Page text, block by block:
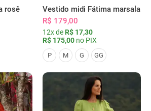
rosê
Vestido midi Fátima marsala
R$ 179,00
12x de R$ 17,30
R$ 175,00 no PIX
P M G GG